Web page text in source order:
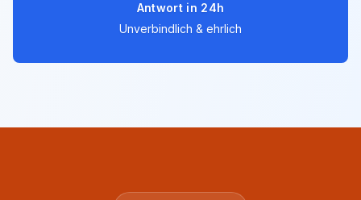
Antwort in 24h
Unverbindlich & ehrlich